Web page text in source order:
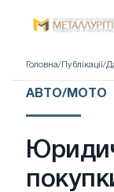
Головна/ Публікації/
АВТО/МОТО